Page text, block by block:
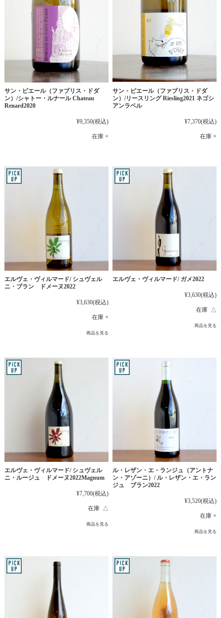
サン・ピエール（ファブリス・ドダ
ン）/シャトー・ルナール Chateau
Renard2020
¥9,350(税込)
在庫 ×
サン・ピエール（ファブリス・ドダ
ン）/リースリング Riesling2021 ネゴシ
アンラベル
¥7,370(税込)
在庫 ×
エルヴェ・ヴィルマード/ シュヴェル
ニ・ブラン ドメーヌ2022
¥3,630(税込)
在庫 ×
商品を見る
エルヴェ・ヴィルマード/ ガメ2022
¥3,630(税込)
在庫 △
商品を見る
エルヴェ・ヴィルマード/ シュヴェル
ニ・ルージュ ドメーヌ2022Magnum
¥7,700(税込)
在庫 △
商品を見る
ル・レザン・エ・ランジュ（アントナ
ン・アゾーニ）/ ル・レザン・エ・ラン
ジュ ブラン2022
¥3,520(税込)
在庫 ×
商品を見る